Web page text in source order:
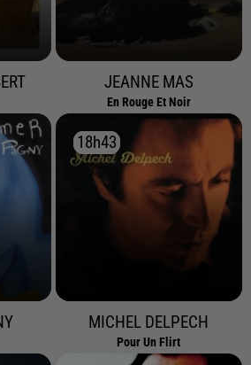
JEANNE MAS
En Rouge Et Noir
18h43
18h43
MICHEL DELPECH
Pour Un Flirt